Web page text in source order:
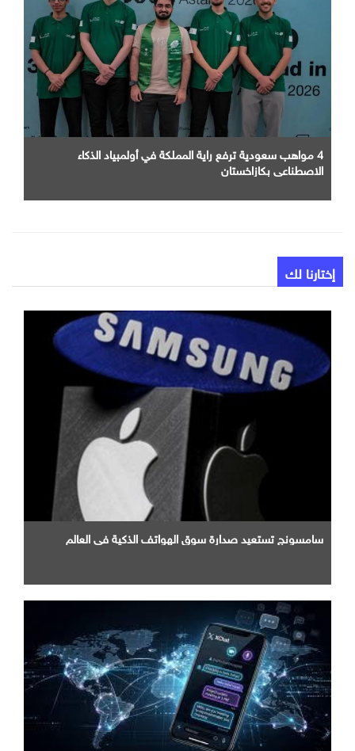
4 مواهب سعودية ترفع راية المملكة في أولمبياد الذكاء
الاصطناعي بكازاخستان
إختارنا لك
سامسونج تستعيد صدارة سوق الهواتف الذكية في العالم